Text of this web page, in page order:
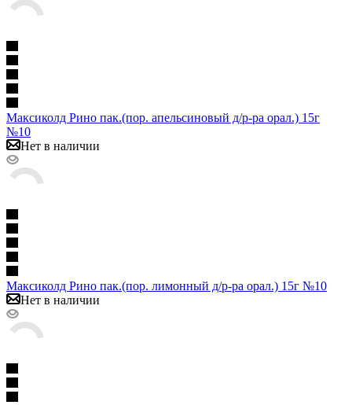
Максиколд Рино пак.(пор. апельсиновый д/р-ра орал.) 15г
№10
Нет в наличии
Максиколд Рино пак.(пор. лимонный д/р-ра орал.) 15г №10
Нет в наличии